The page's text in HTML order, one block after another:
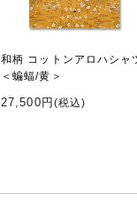
和柄 コットンアロハシャ
＜蝙蝠/黄＞
27,500円 (税込)